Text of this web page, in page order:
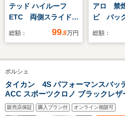
テッド ハイルーフ
ETC 両側スライドド
ア クリアランスソナ
ム オートライト キ
ーレスエントリー
AT ESC エアコン
総額： 99.8万円
アロ 禁
ビ バッ
ルセグ
ーシス
ミラー
ト ETC
総額：
ポルシェ
タイカン 4S パフォーマンスバッ
ACC スポーツクロノ ブラックレザ
ラウンドカメラ LEDヘッドライト
キャリパー
販売店保証 購入プラン付 オンライン相談可